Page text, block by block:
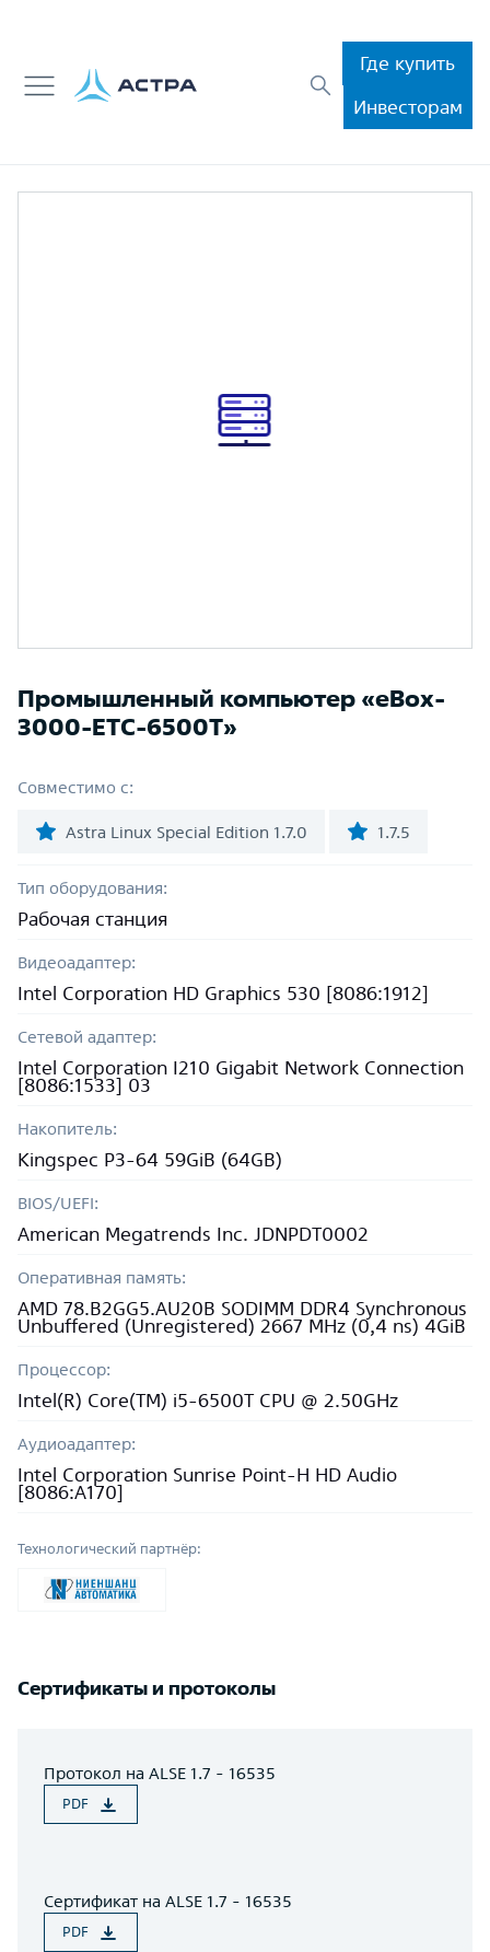
Где купить
Инвесторам
Промышленный компьютер «eBox-
3000-ETC-6500T»
Совместимо с:
Astra Linux Special Edition 1.7.0 1.7.5
Тип оборудования:
Рабочая станция
Видеоадаптер:
Intel Corporation HD Graphics 530 [8086:1912]
Сетевой адаптер:
Intel Corporation I210 Gigabit Network Connection
[8086:1533] 03
Накопитель:
Kingspec P3-64 59GiB (64GB)
BIOS/UEFI:
American Megatrends Inc. JDNPDT0002
Оперативная память:
AMD 78.B2GG5.AU20B SODIMM DDR4 Synchronous
Unbuffered (Unregistered) 2667 MHz (0,4 ns) 4GiB
Процессор:
Intel(R) Core(TM) i5-6500T CPU @ 2.50GHz
Аудиоадаптер:
Intel Corporation Sunrise Point-H HD Audio
[8086:A170]
Технологический партнёр:
Сертификаты и протоколы
Протокол на ALSE 1.7 - 16535
PDF
Сертификат на ALSE 1.7 - 16535
PDF